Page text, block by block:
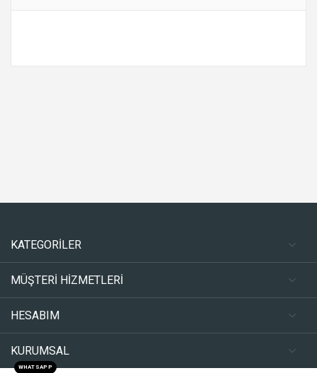
KATEGORİLER
MÜŞTERİ HİZMETLERİ
HESABIM
KURUMSAL
WHATSAPP